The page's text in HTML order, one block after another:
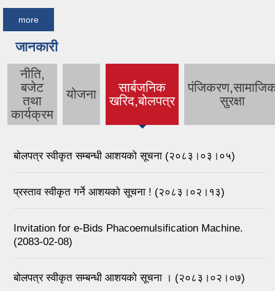
more
जानकारी
नीति,
बजेट
तथा
कार्यक्रम
योजना
सार्बजनिक
खरिद,बोलपत्र
(active tab)
सुरक्षा
बोलपत्र स्वीकृत सम्बन्धी आशयको सूचना (२०८३।०३।०५)
प्रस्ताव स्वीकृत गर्ने आशयको सूचना ! (२०८३।०२।१३)
Invitation for e-Bids Phacoemulsification Machine.
(2083-02-08)
बोलपत्र स्वीकृत सम्बन्धी आशयको सूचना । (२०८३।०२।०७)